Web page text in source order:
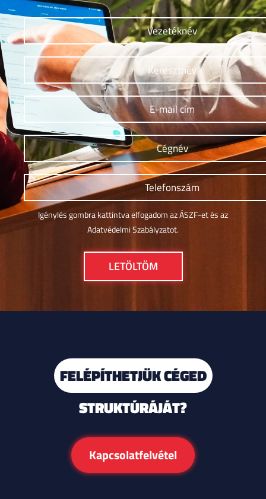
Igénylés gombra kattintva elfogadom az ÁSZF-et és az
Adatvédelmi Szabályzatot.
FELÉPÍTHETJÜK CÉGED
STRUKTÚRÁJÁT?
Kapcsolatfelvétel